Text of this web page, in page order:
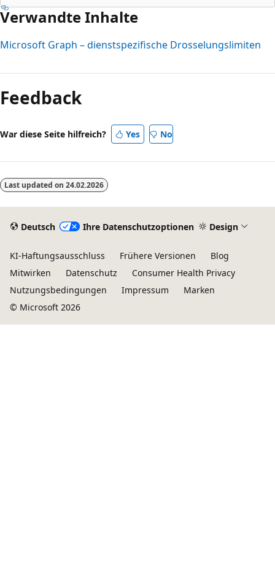
Verwandte Inhalte
Microsoft Graph – dienstspezifische Drosselungslimiten
Feedback
War diese Seite hilfreich? Yes No
Last updated on 24.02.2026
Deutsch Ihre Datenschutzoptionen Design
KI-Haftungsausschluss Frühere Versionen
Blog
Mitwirken
Datenschutz
Consumer Health Privacy
Nutzungsbedingungen
Impressum
Marken
© Microsoft 2026